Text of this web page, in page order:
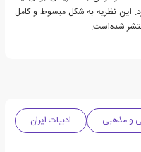
این نظریه به شکل مبسوط و کامل
شده‌است.
و مذهبی
ادبیات ایران